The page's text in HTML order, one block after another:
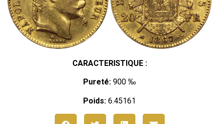
CARACTERISTIQUE :
Pureté: 900 ‰
Poids: 6.45161